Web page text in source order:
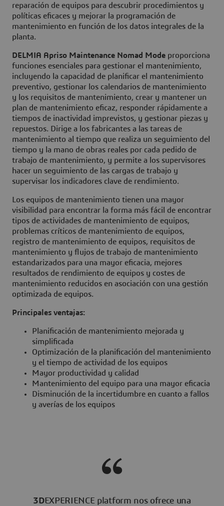
reparación de equipos para descubrir procedimientos y
políticas eficaces y mejorar la programación de
mantenimiento en función de los datos integrales de la
planta.
DELMIA Apriso Maintenance Nomad Mode proporciona
funciones esenciales para gestionar el mantenimiento,
incluyendo la capacidad de planificar el mantenimiento
preventivo, gestionar los calendarios de mantenimiento
y los requisitos de mantenimiento, crear y mantener un
plan de mantenimiento eficaz, responder rápidamente a
tiempos de inactividad imprevistos, y gestionar piezas y
repuestos. Dirige a los fabricantes a las tareas de
mantenimiento al tiempo que realiza un seguimiento del
tiempo y la mano de obras reales por cada pedido de
trabajo de mantenimiento, y permite a los supervisores
hacer un seguimiento de las cargas de trabajo y
supervisar los indicadores clave de rendimiento.
Los equipos de mantenimiento tienen una mayor
visibilidad para encontrar la forma más fácil de encontrar
tipos de actividades de mantenimiento de equipos,
problemas críticos de mantenimiento de equipos,
registro de mantenimiento de equipos, requisitos de
mantenimiento y flujos de trabajo de mantenimiento
estandarizados para una mayor eficacia, mejores
resultados de rendimiento de equipos y costes de
mantenimiento reducidos en asociación con una gestión
optimizada de equipos.
Principales ventajas:
Planificación de mantenimiento mejorada y
simplificada
Optimización de la planificación del mantenimiento
y el tiempo de actividad de los equipos
Mayor productividad y calidad
Mantenimiento del equipo para una mayor eficacia
Disminución de la incertidumbre en cuanto a fallos
y averías de los equipos
3DEXPERIENCE platform nos ofrece una